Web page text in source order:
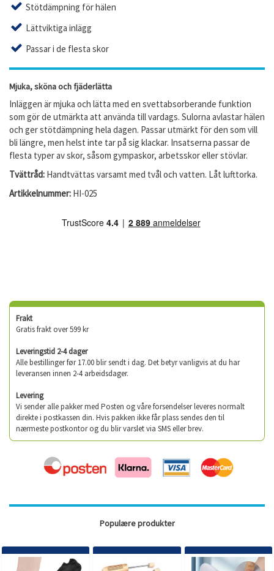
Stötdämpning för hälen
Lättviktiga inlägg
Passar i de flesta skor
Mjuka, sköna och fjäderlätta
Inläggen är mjuka och lätta med en svettabsorberande funktion
som gör de utmärkta att använda till vardags. Sulorna avlastar hälen
och ger stötdämpning hela dagen. Passar utmärkt för den som vill
bli längre, men helst inte tar på sig klackar. Insatserna passar de
flesta typer av skor, såsom gympaskor, arbetsskor eller stövlar.
Tvättråd: Handtvättas varsamt med tvål och vatten. Låt lufttorka.
Artikkelnummer: HI-025
Frakt
Gratis frakt over 599 kr
Leveringstid 2-4 dager
Alle bestillinger før 17.00 blir sendt i dag. Det betyr vanligvis at du har
leveransen innen 2-4 arbeidsdager.
Levering
Vi sender alle pakker med Posten og våre forsendelser leveres normalt
direkte i postkassen din. Hvis pakken ikke får plass sendes den til
nærmeste postkontor og du blir varslet via SMS eller brev.
Populære produkter